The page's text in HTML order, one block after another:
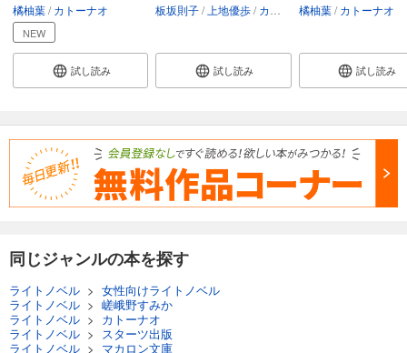
橘柚葉 カトーナオ
NEW
試し読み
板坂則子 上地優歩 カトーナオ 渡まかな
試し読み
橘柚葉 カトーナオ
試し読み
同じジャンルの本を探す
ライトノベル > 女性向けライトノベル
ライトノベル > 嵯峨野すみか
ライトノベル > カトーナオ
ライトノベル >
スターツ出版
ライトノベル > マカロン文庫